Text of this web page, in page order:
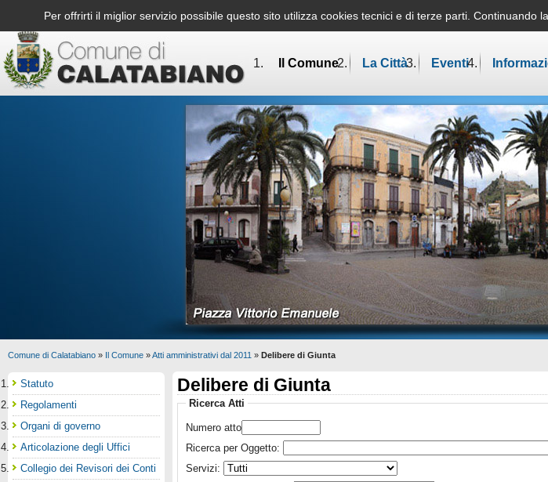
Per offrirti il miglior servizio possibile questo sito utilizza cookies tecnici e di terze parti.
Il Comune La Città Eventi
Comune di Calatabiano » Il Comune »Atti amministrativi dal 2011 » Delibere di Giunta
Delibere di Giunta
Ricerca Atti
Numero atto
Ricerca per Oggetto:
Servizi:
Statuto
Regolamenti
Organi di governo
Articolazione degli Uffici
Collegio dei Revisori dei Conti